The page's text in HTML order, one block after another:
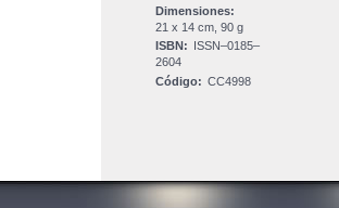
Dimensiones:
21 x 14 cm, 90 g
ISBN:
ISSN–0185–
2604
Código: CC4998